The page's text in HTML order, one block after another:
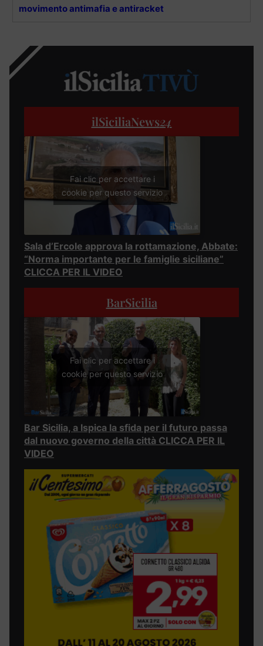
movimento antimafia e antiracket
ilSiciliaNews24
Fai clic per accettare i
cookie per questo servizio
Sala d’Ercole approva la rottamazione, Abbate:
“Norma importante per le famiglie siciliane”
CLICCA PER IL VIDEO
BarSicilia
Fai clic per accettare i
cookie per questo servizio
Bar Sicilia, a Ispica la sfida per il futuro passa
dal nuovo governo della città CLICCA PER IL
VIDEO